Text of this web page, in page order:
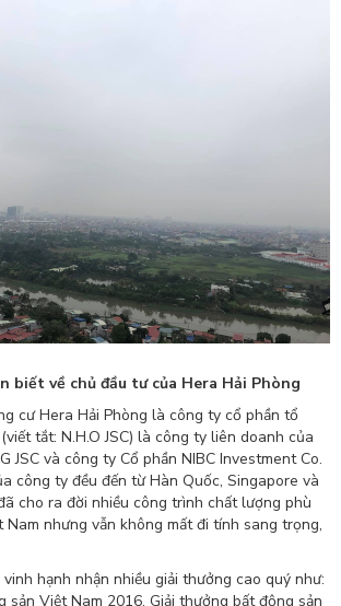
biết về chủ đầu tư của Hera Hải Phòng
cư Hera Hải Phòng là công ty cổ phần tổ
tắt: N.H.O JSC) là công ty liên doanh của
JSC và công ty Cổ phần NIBC Investment Co.
công ty đều đến từ Hàn Quốc, Singapore và
cho ra đời nhiều công trình chất lượng phù
Nam nhưng vẫn không mất đi tính sang trọng,
hạnh nhận nhiều giải thưởng cao quý như:
sản Việt Nam 2016, Giải thưởng bất động sản